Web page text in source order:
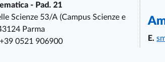
- Pad. 21
Scienze 53/A (Campus Scienze e
Parma
+39 0521 906900 E.